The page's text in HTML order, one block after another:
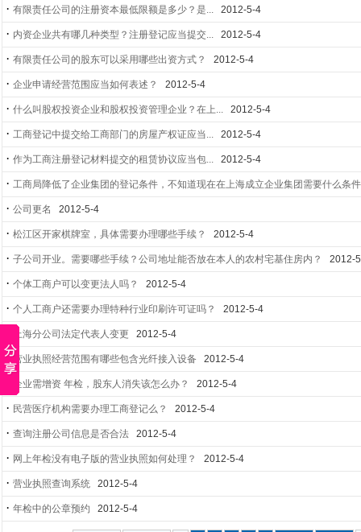
· 有限责任公司的注册资本最低限额是多少？是... 2012-5-4
· 内资企业共有哪几种类型？注册登记应当提交... 2012-5-4
· 有限责任公司的股东可以采用哪些出资方式？ 2012-5-4
· 企业申请经营范围应当如何表述？ 2012-5-4
· 什么叫股权投资企业和股权投资管理企业？在上... 2012-5-4
· 工商登记中提交给工商部门的房屋产权证应当... 2012-5-4
· 作为工商注册登记材料提交的租赁协议应当包... 2012-5-4
· 工商局降低了企业集团的登记条件，不知道现在在上海成立企业集团需要什么条
· 公司更名 2012-5-4
· 松江区开家棋牌室，具体需要办理哪些手续？ 2012-5-4
· 子公司开业。需要哪些手续？公司地址能否放在本人的农村宅基住房内？ 2012-
· 个体工商户可以变更法人吗？ 2012-5-4
· 个人工商户还需要办理特种行业印刷许可证吗？ 2012-5-4
上海分公司法定代表人变更 2012-5-4
·营业执照经营范围有哪些包含光纤接入设备 2012-5-4
企业需增资 年检，股东人消失该怎么办？ 2012-5-4
· 民营医疗机构需要办理工商登记么？ 2012-5-4
· 查询注册公司信息是否合法 2012-5-4
· 网上年检没有电子版的营业执照如何处理？ 2012-5-4
· 营业执照查询系统 2012-5-4
· 年检中的公章预约 2012-5-4